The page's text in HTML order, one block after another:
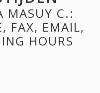
MASUY C.:
FAX, EMAIL,
HOURS